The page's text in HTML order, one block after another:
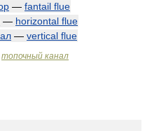
— fantail flue
— horizontal flue
— vertical flue
топочный канал